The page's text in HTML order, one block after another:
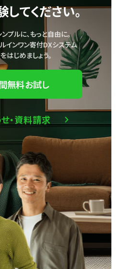
てください。
プルに、もっと自由に。
インワン寄付DXシステム
はじめましょう。
無料お試し
・資料請求